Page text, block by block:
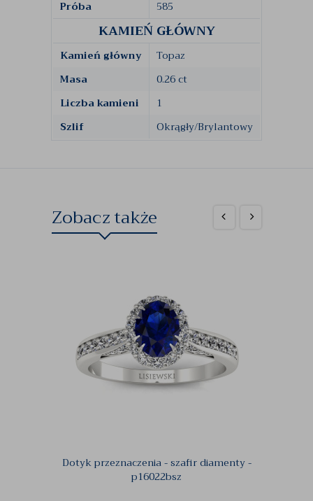
Próba
585
KAMIEŃ GŁÓWNY
Kamień główny
Topaz
Masa
0.26 ct
Liczba kamieni
1
Szlif
Okrągły/Brylantowy
Zobacz także
Dotyk przeznaczenia - szafir diamenty -
p16022bsz